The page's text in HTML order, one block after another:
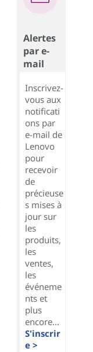
Alertes
par e-
mail
Inscrivez-
vous aux
notificati
ons par
e-mail de
Lenovo
pour
recevoir
de
précieuse
s mises à
jour sur
les
produits,
les
ventes,
les
événeme
nts et
plus
encore...
S'inscrir
e >